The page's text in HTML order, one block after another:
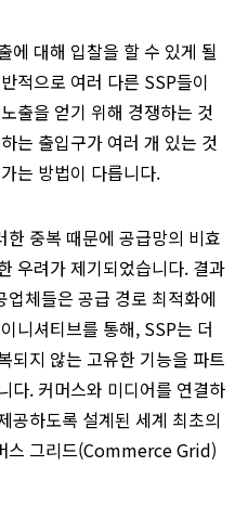
에 대해 입찰을 할 수 있게 될
적으로 여러 다른 SSP들이
출을 얻기 위해 경쟁하는 것
는 출입구가 여러 개 있는 것
는 방법이 다릅니다.
중복 때문에 공급망의 비효
우려가 제기되었습니다. 결과
체들은 공급 경로 최적화에
니셔티브를 통해, SSP는 더
되지 않는 고유한 기능을 파트
다. 커머스와 미디어를 연결하
공하도록 설계된 세계 최초의
스 그리드(Commerce Grid)